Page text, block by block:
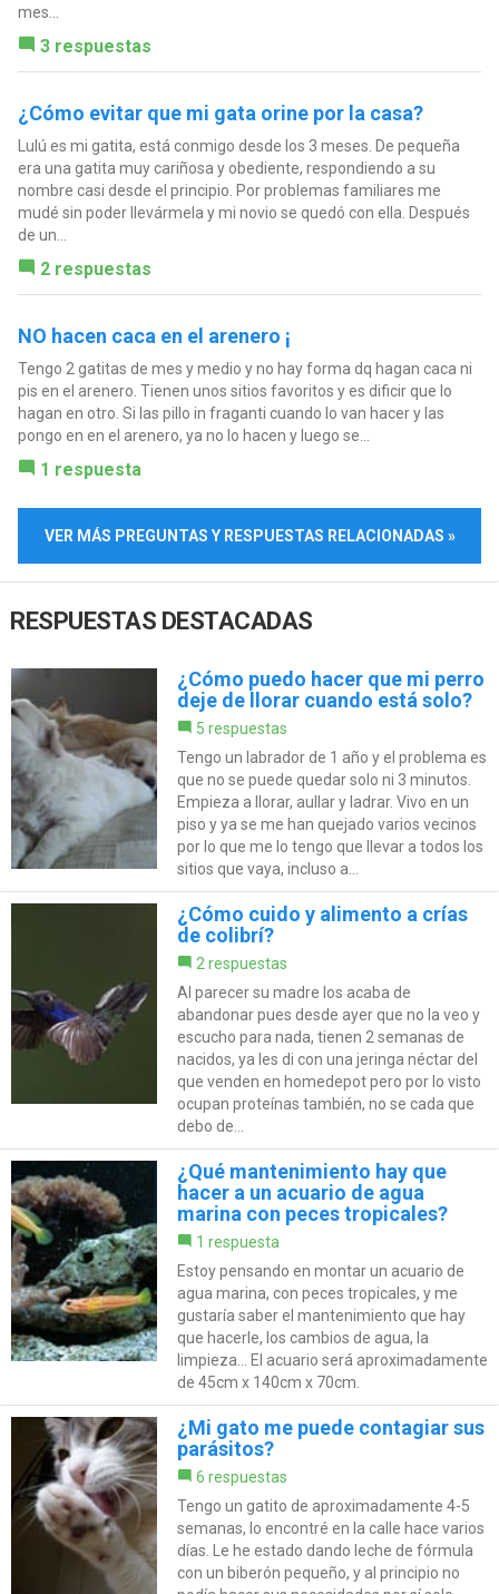
mes...
3 respuestas
¿Cómo evitar que mi gata orine por la casa?
Lulú es mi gatita, está conmigo desde los 3 meses. De pequeña
era una gatita muy cariñosa y obediente, respondiendo a su
nombre casi desde el principio. Por problemas familiares me
mudé sin poder llevármela y mi novio se quedó con ella. Después
de un...
2 respuestas
NO hacen caca en el arenero ¡
Tengo 2 gatitas de mes y medio y no hay forma dq hagan caca ni
pis en el arenero. Tienen unos sitios favoritos y es dificir que lo
hagan en otro. Si las pillo in fraganti cuando lo van hacer y las
pongo en en el arenero, ya no lo hacen y luego se...
1 respuesta
VER MÁS PREGUNTAS Y RESPUESTAS RELACIONADAS »
RESPUESTAS DESTACADAS
¿Cómo puedo hacer que mi perro
deje de llorar cuando está solo?
5 respuestas
Tengo un labrador de 1 año y el problema es
que no se puede quedar solo ni 3 minutos.
Empieza a llorar, aullar y ladrar. Vivo en un
piso y ya se me han quejado varios vecinos
por lo que me lo tengo que llevar a todos los
sitios que vaya, incluso a...
¿Cómo cuido y alimento a crías
de colibrí?
2 respuestas
Al parecer su madre los acaba de
abandonar pues desde ayer que no la veo y
escucho para nada, tienen 2 semanas de
nacidos, ya les di con una jeringa néctar del
que venden en homedepot pero por lo visto
ocupan proteínas también, no se cada que
debo de...
¿Qué mantenimiento hay que
hacer a un acuario de agua
marina con peces tropicales?
1 respuesta
Estoy pensando en montar un acuario de
agua marina, con peces tropicales, y me
gustaría saber el mantenimiento que hay
que hacerle, los cambios de agua, la
limpieza... El acuario será aproximadamente
de 45cm x 140cm x 70cm.
¿Mi gato me puede contagiar sus
parásitos?
6 respuestas
Tengo un gatito de aproximadamente 4-5
semanas, lo encontré en la calle hace varios
días. Le he estado dando leche de fórmula
con un biberón pequeño, y al principio no